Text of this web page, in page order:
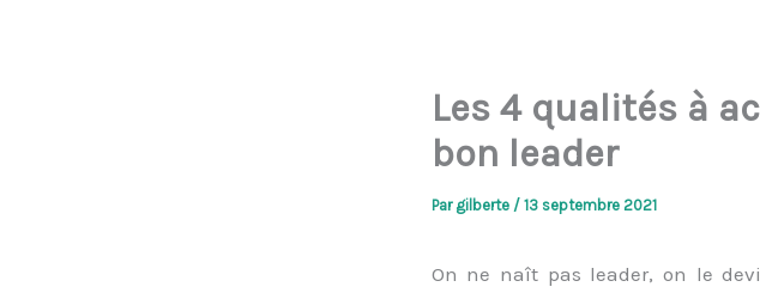
Les 4 qualités à
bon leader
Par gilberte / 13 septembre 2021
On ne naît pas leader, on le